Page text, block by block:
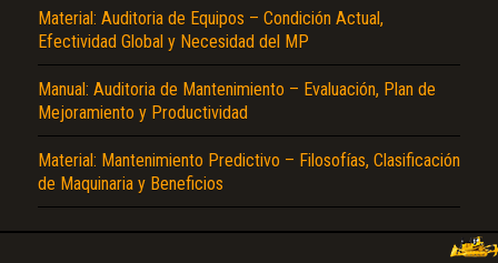
Material: Auditoria de Equipos – Condición Actual,
Efectividad Global y Necesidad del MP
Manual: Auditoria de Mantenimiento – Evaluación, Plan de
Mejoramiento y Productividad
Material: Mantenimiento Predictivo – Filosofías, Clasificación
de Maquinaria y Beneficios